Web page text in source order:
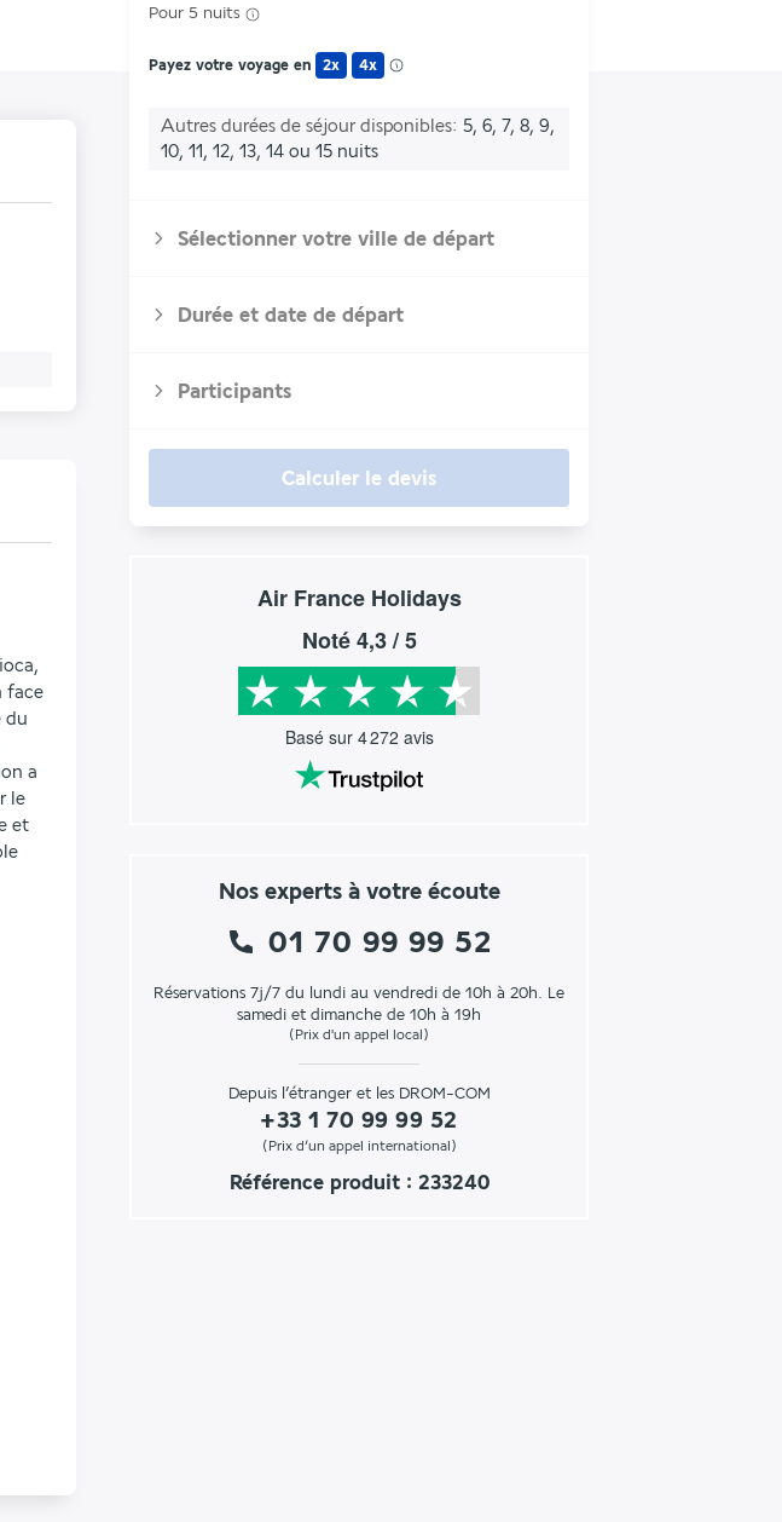
Pour 5 nuits
Payez votre voyage en 2x 4x
Autres durées de séjour disponibles 5, 6, 7, 8, 9,
10, 11, 12, 13, 14 ou 15 nuits
Sélectionner votre ville de départ
Durée et date de départ
Participants
Calculer le devis
Air France Holidays
Noté4,3/ 5
Basé sur 4 272 avis
Nos experts à votre écoute
01 70 99 99 52
Réservations 7j/7 du lundi au vendredi de 10h à 20h. Le
samedi et dimanche de 10h à 19h
(Prix d'un appel local)
Depuis l’étranger et les DROM-COM
+33 1 70 99 99 52
(Prix d’un appel international)
Référence produit : 233240
face
du
a
le
et